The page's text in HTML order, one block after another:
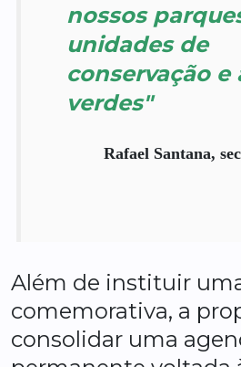
nossos
unidades de
conservação e
verdes"
Rafael Santana,
Além de instituir
comemorativa, a
consolidar uma